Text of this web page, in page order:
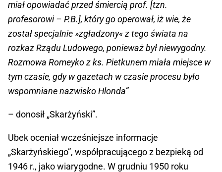
miał opowiadać przed śmiercią prof. [tzn.
profesorowi – P.B.], który go operował, iż wie, że
został specjalnie »zgładzony« z tego świata na
rozkaz Rządu Ludowego, ponieważ był niewygodny.
Rozmowa Romeyko z ks. Pietkunem miała miejsce w
tym czasie, gdy w gazetach w czasie procesu było
wspomniane nazwisko Hlonda”
– donosił „Skarżyński”.
Ubek oceniał wcześniejsze informacje
„Skarżyńskiego”, współpracującego z bezpieką od
1946 r., jako wiarygodne. W grudniu 1950 roku